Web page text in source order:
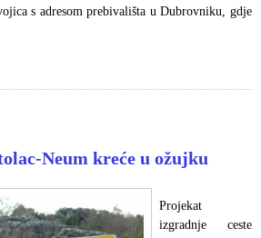
s adresom prebivališta u Dubrovniku, gdje
Neum kreće u ožujku
Projekat
izgradnje ceste